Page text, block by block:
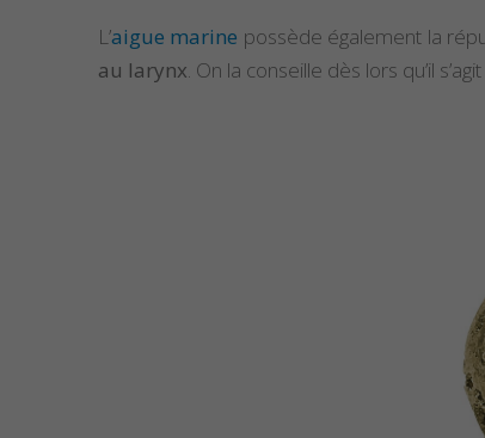
L’aigue marine possède également la
au larynx. On la conseille dès lors qu’il